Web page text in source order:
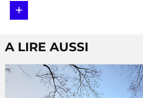
+
A LIRE AUSSI